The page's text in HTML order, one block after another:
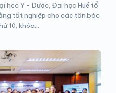
học Y - Dược, Đại học Huế tổ
tốt nghiệp cho các tân bác
10, khóa...